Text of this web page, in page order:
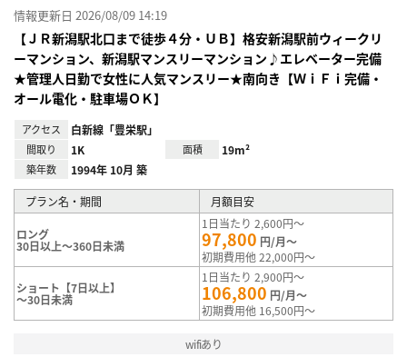
情報更新日 2026/08/09 14:19
【ＪＲ新潟駅北口まで徒歩４分・ＵＢ】格安新潟駅前ウィークリ
ーマンション、新潟駅マンスリーマンション♪エレベーター完備
★管理人日勤で女性に人気マンスリー★南向き【ＷｉＦｉ完備・
オール電化・駐車場ＯＫ】
アクセス 白新線「豊栄駅」
間取り 1K 面積 19m²
築年数 1994年 10月 築
プラン名・期間 月額目安
ロング
30日以上～360日未満
1日当たり 2,600円～
97,800 円/月～
初期費用他 22,000円～
ショート【7日以上】
～30日未満
1日当たり 2,900円～
106,800 円/月～
初期費用他 16,500円～
wifiあり